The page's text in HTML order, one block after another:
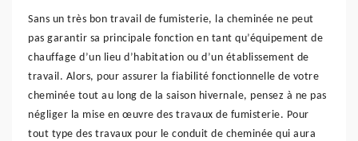
Sans un très bon travail de fumisterie, la cheminée ne peut
pas garantir sa principale fonction en tant qu’équipement de
chauffage d’un lieu d’habitation ou d’un établissement de
travail. Alors, pour assurer la fiabilité fonctionnelle de votre
cheminée tout au long de la saison hivernale, pensez à ne pas
négliger la mise en œuvre des travaux de fumisterie. Pour
tout type des travaux pour le conduit de cheminée qui aura